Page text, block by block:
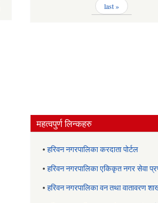
last »
महत्वपुर्ण लिन्कहरु
•हरिवन नगरपालिका करदाता पोर्टल
•हरिवन नगरपालिका एकिकृत नगर सेवा
•हरिवन नगरपालिका वन तथा वातावरण